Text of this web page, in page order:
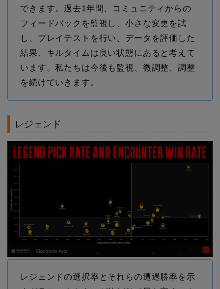
できます。過去1年間、コミュニティからの
フィードバックを監視し、小さな変更を試
し、プレイテストを行い、データを評価した
結果、キルタイムは良い状態にあると考えて
います。私たちは今後も監視、微調整、調整
を続けていきます。
レジェンド
レジェンドの選択率とそれらの遭遇勝率を示